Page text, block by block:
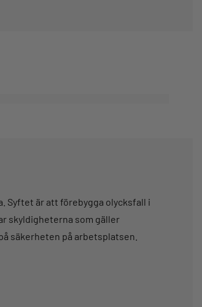
Syftet är att förebygga olycksfall i
skyldigheterna som gäller
säkerheten på arbetsplatsen.